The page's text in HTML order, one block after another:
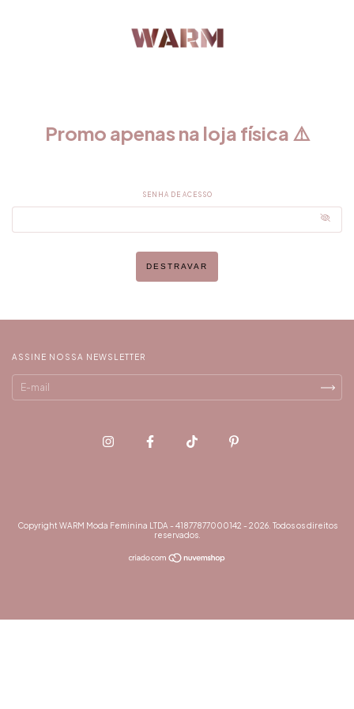
Promo apenas na loja física ⚠️
SENHA DE ACESSO
DESTRAVAR
ASSINE NOSSA NEWSLETTER
Copyright WARM Moda Feminina LTDA - 41877877000142 - 2026. Todos os direitos
reservados.